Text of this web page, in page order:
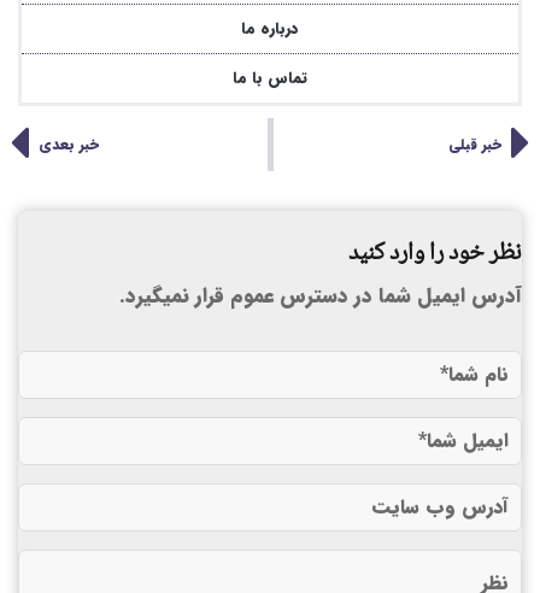
درباره ما
تماس با ما
خبر قبلی خبر بعدی
نظر خود را وارد کنید
آدرس ایمیل شما در دسترس عموم قرار نمیگیرد.